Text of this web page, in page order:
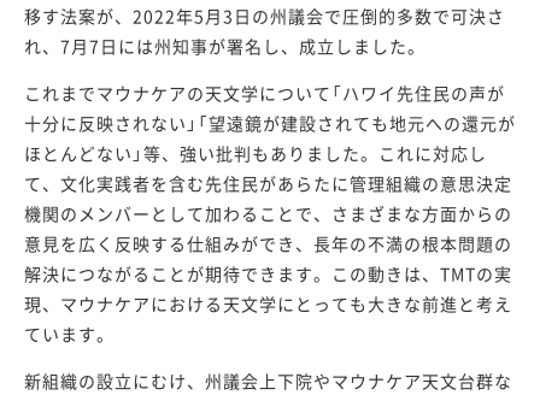
移す法案が、2022年5月3日の州議会で圧倒的多数で可決さ
れ、7月7日には州知事が署名し、成立しました。
これまでマウナケアの天文学について「ハワイ先住民の声が
十分に反映されない」「望遠鏡が建設されても地元への還元が
ほとんどない」等、強い批判もありました。これに対応し
て、文化実践者を含む先住民があらたに管理組織の意思決定
機関のメンバーとして加わることで、さまざまな方面からの
意見を広く反映する仕組みができ、長年の不満の根本問題の
解決につながることが期待できます。この動きは、TMTの実
現、マウナケアにおける天文学にとっても大きな前進と考え
ています。
新組織の設立にむけ、州議会上下院やマウナケア天文台群な